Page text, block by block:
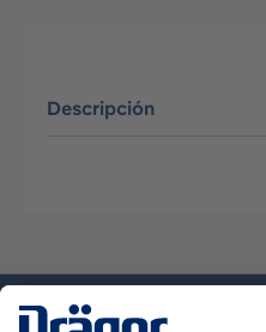
Descripción